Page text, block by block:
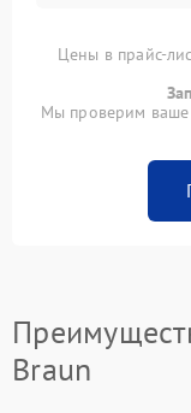
Цены в прайс-
Мы проверим ваше
Braun